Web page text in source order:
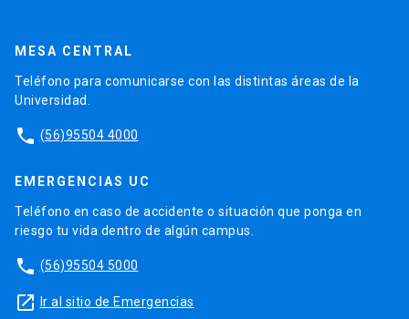
MESA CENTRAL
Teléfono para comunicarse con las distintas áreas de la
Universidad.
phone (56)95504 4000
EMERGENCIAS UC
Teléfono en caso de accidente o situación que ponga en
riesgo tu vida dentro de algún campus.
phone (56)95504 5000
launch Ir al sitio de Emergencias